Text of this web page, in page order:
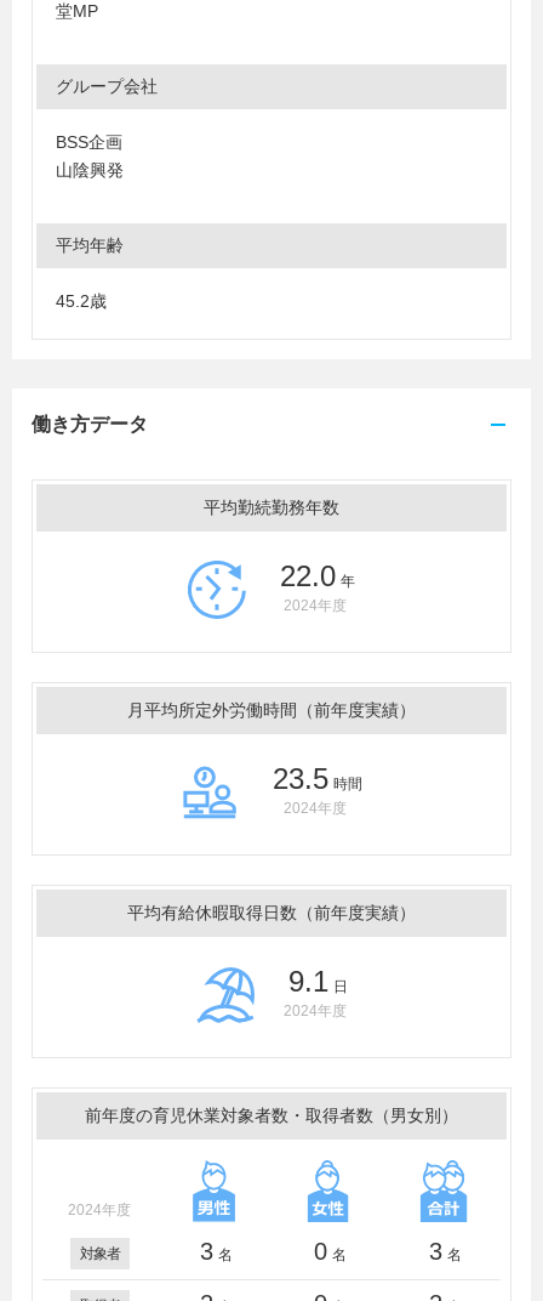
堂MP
グループ会社
BSS企画
山陰興発
平均年齢
45.2歳
働き方データ
平均勤続勤務年数
22.0 年
2024年度
月平均所定外労働時間（前年度実績）
23.5 時間
2024年度
平均有給休暇取得日数（前年度実績）
9.1 日
2024年度
前年度の育児休業対象者数・取得者数（男女別）
2024年度
対象者 3 名 0 名 3 名